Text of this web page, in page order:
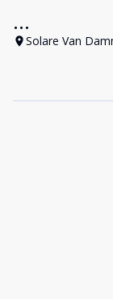
...
Solare Van